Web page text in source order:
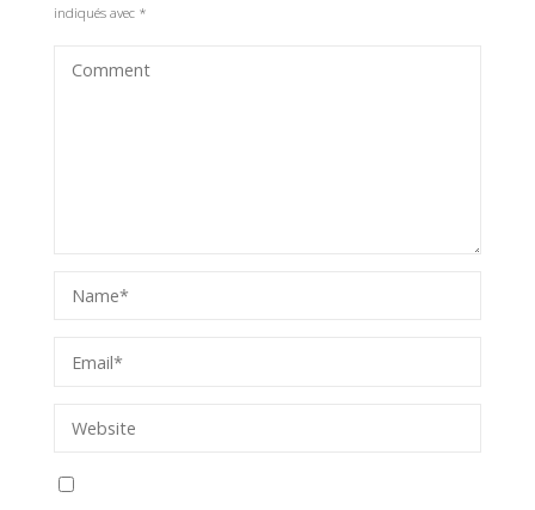
indiqués avec *